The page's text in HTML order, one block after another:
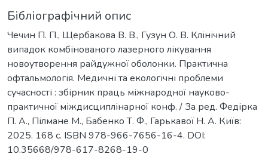
Бібліографічний опис
Чечин П. П., Щербакова В. В., Гузун О. В. Клінічний
випадок комбінованого лазерного лікування
новоутворення райдужної оболонки. Практична
офтальмологія. Медичні та екологічні проблеми
сучасності : збірник праць міжнародної науково-
практичної міждисциплінарної конф. / За ред. Федірка
П. А., Пілмане М., Бабенко Т. Ф., Гарькавої Н. А. Київ:
2025. 168 с. ISBN 978-966-7656-16-4. DOI:
10.35668/978-617-8268-19-0